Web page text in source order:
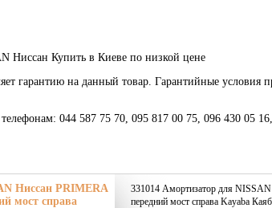
Ниссан Купить в Киеве по низкой цене
гарантию на данный товар. Гарантийные условия
044 587 75 70, 095 817 00 75, 096 430 05
Ниссан PRIMERA
мост справа
331014 Амортизатор для
передний мост справа Kayaba